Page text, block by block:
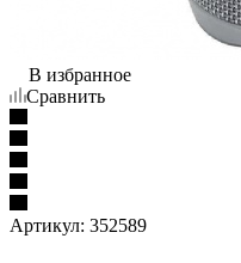
В избранное
Сравнить
Артикул: 352589